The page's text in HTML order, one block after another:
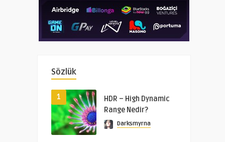
Sözlük
1
HDR – High Dynamic
Range Nedir?
Darksmyrna